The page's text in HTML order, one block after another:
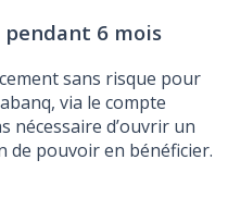
pendant 6 mois
sans risque pour
via le compte
nécessaire d’ouvrir un
de pouvoir en bénéficier.